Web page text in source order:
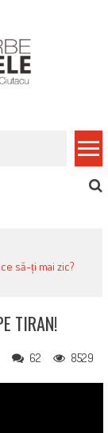
facturi: nu plăti
să-ți mai zic?
TIRAN!
62 8529